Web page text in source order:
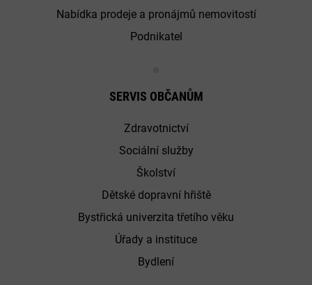
Nabídka prodeje a pronájmů nemovitostí
Podnikatel
SERVIS OBČANŮM
Zdravotnictví
Sociální služby
Školství
Dětské dopravní hřiště
Bystřická univerzita třetího věku
Úřady a instituce
Bydlení